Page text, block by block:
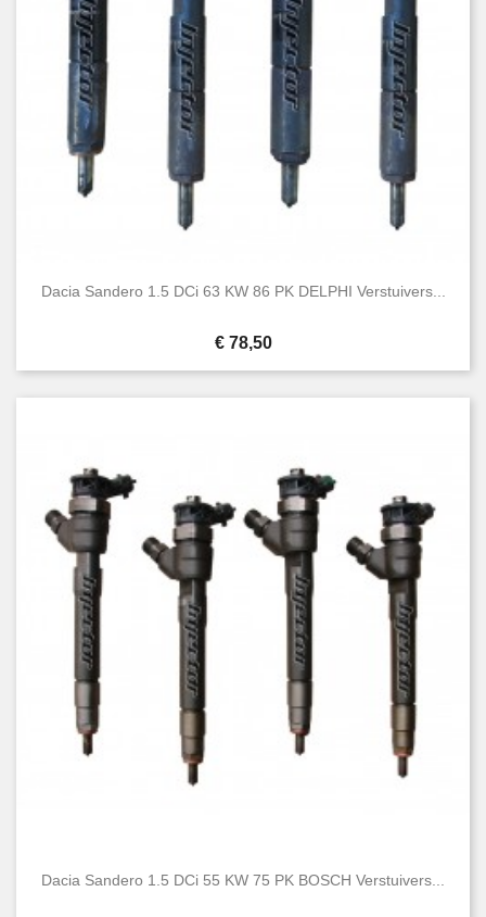
Dacia Sandero 1.5 DCi 63 KW 86 PK DELPHI Verstuivers...
Prijs
€ 78,50
Dacia Sandero 1.5 DCi 55 KW 75 PK BOSCH Verstuivers...